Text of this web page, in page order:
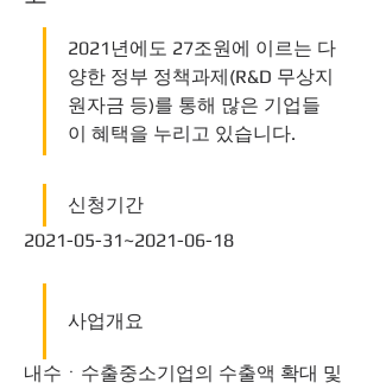
2021년에도 27조원에 이르는 다
양한 정부 정책과제(R&D 무상지
원자금 등)를 통해 많은 기업들
이 혜택을 누리고 있습니다.
신청기간
2021-05-31~2021-06-18
사업개요
내수ㆍ수출중소기업의 수출액 확대 및